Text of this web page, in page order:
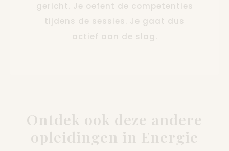
gericht. Je oefent de competenties
tijdens de sessies. Je gaat dus
actief aan de slag.
Ontdek ook deze andere
opleidingen in Energie